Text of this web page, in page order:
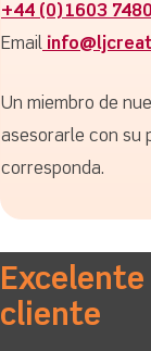
+44 (0)1603
Email
Un miembro de
asesorarle con su
corresponda.
cliente